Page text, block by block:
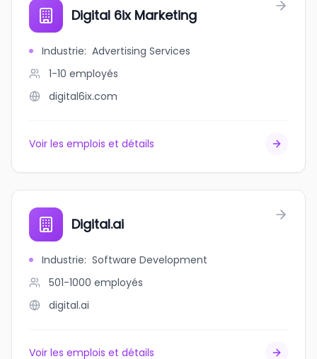
Digital 6ix Marketing
Industrie: Advertising Services
1-10 employés
digital6ix.com
Voir les emplois et détails
Digital.ai
Industrie: Software Development
501-1000 employés
digital.ai
Voir les emplois et détails